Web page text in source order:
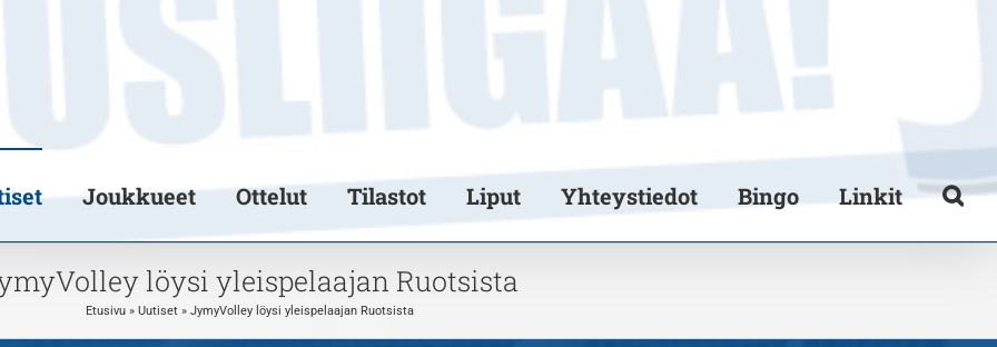
Joukkueet Ottelut Tilastot Liput Yhteystiedot Bingo Linkit
löysi yleispelaajan Ruotsista
Etusivu» Uutiset» JymyVolley löysi yleispelaajan Ruotsista